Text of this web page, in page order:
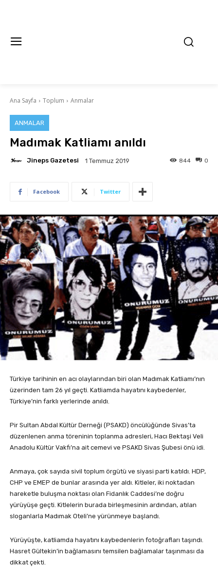
Ana Sayfa Toplum Anmalar
ANMALAR
Madımak Katliamı anıldı
Jineps Gazetesi 1 Temmuz 2019 0
844
Facebook Twitter
Türkiye tarihinin en acı olaylarından biri olan Madımak Katliamı’nın
üzerinden tam 26 yıl geçti. Katliamda hayatını kaybedenler,
Türkiye’nin farklı yerlerinde anıldı.
Pir Sultan Abdal Kültür Derneği (PSAKD) öncülüğünde Sivas’ta
düzenlenen anma töreninin toplanma adresleri, Hacı Bektaşi Veli
Anadolu Kültür Vakfı’na ait cemevi ve PSAKD Sivas Şubesi önü idi.
Anmaya, çok sayıda sivil toplum örgütü ve siyasi parti katıldı. HDP,
CHP ve EMEP de bunlar arasında yer aldı. Kitleler, iki noktadan
hareketle buluşma noktası olan Fidanlık Caddesi’ne doğru
yürüyüşe geçti. Kitlelerin burada birleşmesinin ardından, atılan
sloganlarla Madımak Oteli’ne yürünmeye başlandı.
Yürüyüşte, katliamda hayatını kaybedenlerin fotoğrafları taşındı.
Hasret Gültekin’in bağlamasını temsilen bağlamalar taşınması da
dikkat çekti.